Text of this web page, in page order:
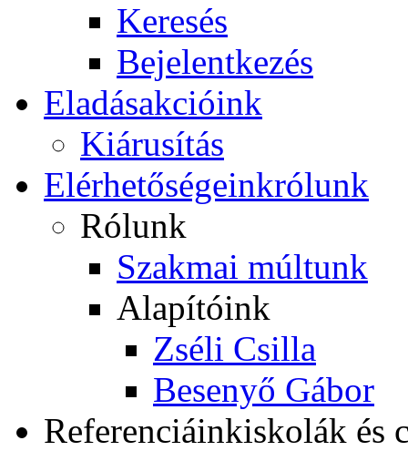
Keresés
Bejelentkezés
Eladásakcióink
Kiárusítás
Elérhetőségeinkrólunk
Rólunk
Szakmai múltunk
Alapítóink
Zséli Csilla
Besenyő Gábor
Referenciáinkiskolák és